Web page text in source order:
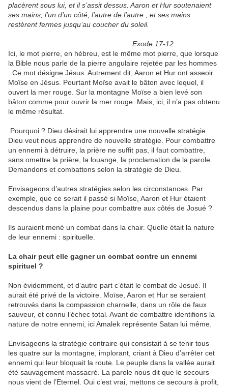
placèrent sous lui, et il s’assit dessus. Aaron et Hur soutenaient
ses mains, l’un d’un côté, l’autre de l’autre ; et ses mains
restèrent fermes jusqu’au coucher du soleil.
Exode 17-12
Ici, le mot pierre, en hébreu, est le même mot pierre, que lorsque
la Bible nous parle de la pierre angulaire rejetée par les hommes
: Ce mot désigne Jésus. Autrement dit, Aaron et Hur ont asseoir
Moïse en Jésus. Pourtant Moïse avait le bâton avec lequel, il
ouvert la mer rouge. Sur la montagne Moïse a bien levé son
bâton comme pour ouvrir la mer rouge. Mais, ici, il n’a pas obtenu
le même résultat.
Pourquoi ? Dieu désirait lui apprendre une nouvelle stratégie.
Dieu veut nous apprendre de nouvelle stratégie. Pour combattre
un ennemi à détruire, la prière ne suffit pas, il faut combattre,
sans omettre la prière, la louange, la proclamation de la parole.
Demandons et combattons selon la stratégie de Dieu.
Envisageons d’autres stratégies selon les circonstances. Par
exemple, que ce serait il passé si Moïse, Aaron et Hur étaient
descendus dans la plaine pour combattre aux côtés de Josué ?
Ils auraient mené un combat dans la chair. Quelle était la nature
de leur ennemi : spirituelle.
La chair peut elle gagner un combat contre un ennemi
spirituel ?
Non évidemment, et d’autre part c’était le combat de Josué. Il
aurait été privé de la victoire. Moïse, Aaron et Hur se seraient
retrouvés dans la compassion charnelle, dans un rôle de faux
sauveur, et connu l’échec total. Avant de combattre identifions la
nature de notre ennemi, ici Amalek représente Satan lui même.
Envisageons la stratégie contraire qui consistait à se tenir tous
les quatre sur la montagne, implorant, criant à Dieu d’arrêter cet
ennemi qui leur bloquait la route. Le peuple dans la vallée aurait
été sauvagement massacré. La parole nous dit que le secours
nous vient de l’Eternel. Oui c’est vrai, mettons ce secours à profit,